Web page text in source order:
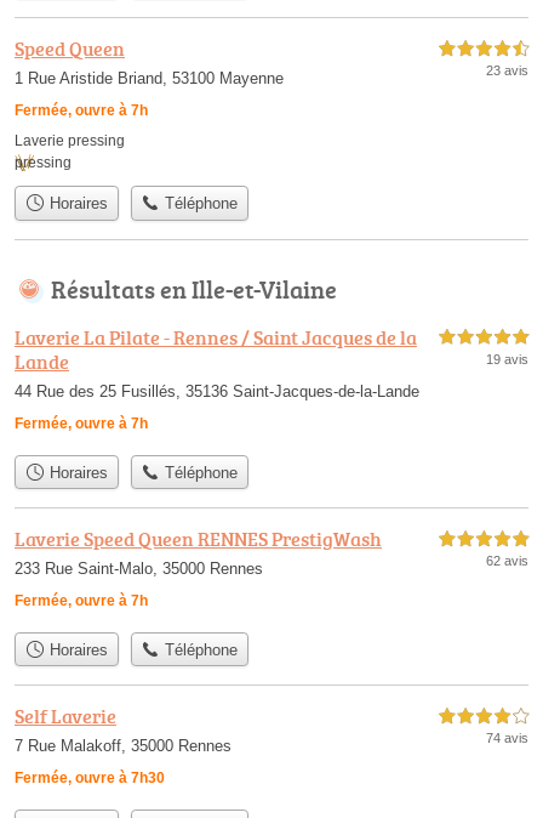
Speed Queen
1 Rue Aristide Briand, 53100 Mayenne
Fermée, ouvre à 7h
4,5 étoiles sur 5
23 avis
Laverie pressing
pressing
Horaires Téléphone
Résultats en Ille-et-Vilaine
Laverie La Pilate - Rennes / Saint Jacques de la
Lande
44 Rue des 25 Fusillés, 35136 Saint-Jacques-de-la-Lande
Fermée, ouvre à 7h
5,0 étoiles sur 5
19 avis
Horaires Téléphone
Laverie Speed Queen RENNES PrestigWash
233 Rue Saint-Malo, 35000 Rennes
Fermée, ouvre à 7h
5,0 étoiles sur 5
62 avis
Horaires Téléphone
Self Laverie
7 Rue Malakoff, 35000 Rennes
Fermée, ouvre à 7h30
4,0 étoiles sur 5
74 avis